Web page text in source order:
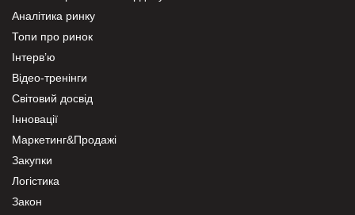
Аналітика ринку
Топи про ринок
Інтерв’ю
Відео-тренінги
Світовий досвід
Інновації
Маркетинг&Продажі
Закупки
Логістика
Закон